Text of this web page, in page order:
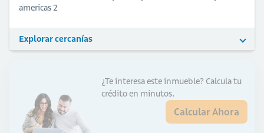
americas 2
Explorar cercanías
¿Te interesa este inmueble? Calcula tu
crédito en minutos.
Calcular Ahora